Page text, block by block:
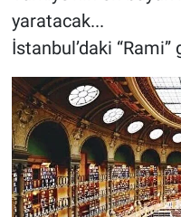
yaratacak...
İstanbul’daki